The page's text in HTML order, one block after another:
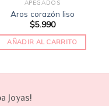
APEGADOS
Aros corazón liso
$5.990
AÑADIR AL CARRITO
Joyas!